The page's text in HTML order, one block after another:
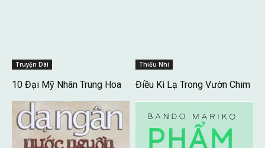
Truyện Dài
10 Đại Mỹ Nhân Trung Hoa
Thiếu Nhi
Điều Kì Lạ Trong Vườn Chim